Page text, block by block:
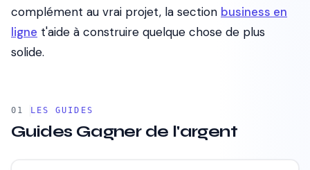
complément au vrai projet, la section business en
ligne t'aide à construire quelque chose de plus
solide.
LES GUIDES
Guides Gagner de l'argent